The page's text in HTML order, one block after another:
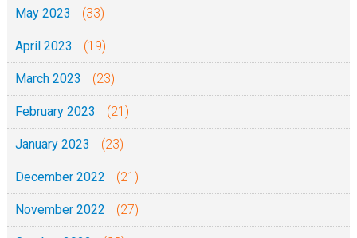
May 2023 (33)
April 2023 (19)
March 2023 (23)
February 2023 (21)
January 2023 (23)
December 2022 (21)
November 2022 (27)